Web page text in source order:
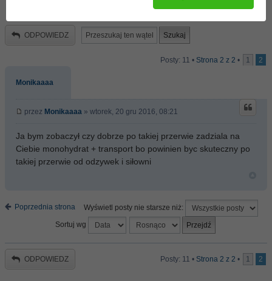
ODPOWIEDZ
Posty: 11 • Strona 2 z 2 • 1 2
Monikaaaa
przez Monikaaaa » wtorek, 20 gru 2016, 08:21
Ja bym zobaczył czy dobrze po takiej przerwie zadziala na
Ciebie monohydrat + transport bo powinien byc skuteczny po
takiej przerwie od odzywek i siłowni
Poprzednia strona
Wyświetl posty nie starsze niż:
Sortuj wg
ODPOWIEDZ Posty: 11 • Strona 2 z 2 • 1 2